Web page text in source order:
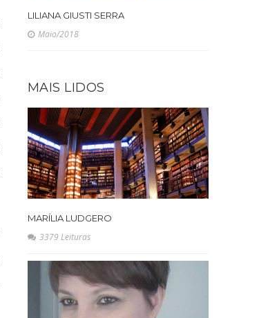
LILIANA GIUSTI SERRA
Maio/2018
MAIS LIDOS
MARÍLIA LUDGERO
3379 Leituras